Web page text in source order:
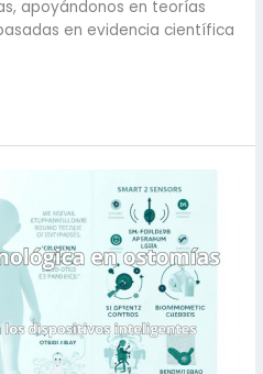
apoyándonos en teorías
en evidencia científica